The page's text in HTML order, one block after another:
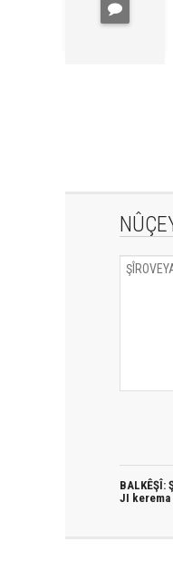
BALKÊŞÎ:
JI kerema